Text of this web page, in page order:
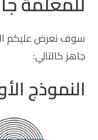
جاهز كالتالي:
النموذج